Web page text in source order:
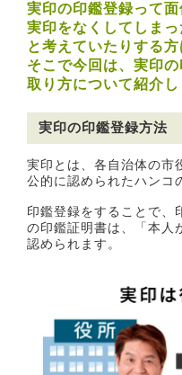
実印の印鑑登録って面
実印をなくしてしま
と考えていたりする
そこで今回は、実印
取り方について紹介し
実印の印鑑登録方法
実印とは、各自治体の市
公的に認められたハンコ
印鑑登録をすることで、
の印鑑証明書は、「本人
認められます。